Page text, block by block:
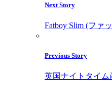
Next Story
Fatboy Slim (ファ
Previous Story
英国ナイトタイ